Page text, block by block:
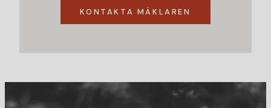
KONTAKTA MÄKLAREN